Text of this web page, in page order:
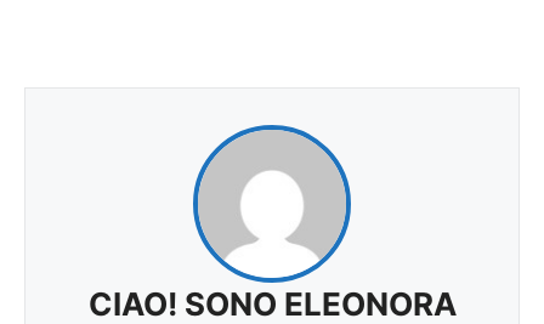
CIAO! SONO ELEONORA